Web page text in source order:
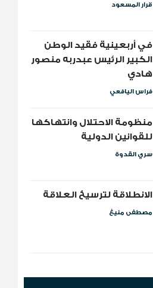
قرار المسعود
​في أربعينية فقيد الوطن
الكبير الرئيس عبدربه منصور
هادي
فراس اليافعي
منظومة الاحتلال وانتهاكها
للقوانين الدولية
سري القدوة
الانطلاقة لترسيخ العلاقة
مصطفى منيغ